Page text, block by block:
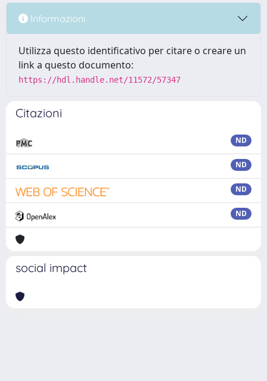
Informazioni
Utilizza questo identificativo per citare o creare un
link a questo documento:
https://hdl.handle.net/11572/57347
Citazioni
ND
ND
ND
ND
social impact